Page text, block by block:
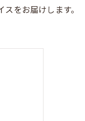
をお届けします。